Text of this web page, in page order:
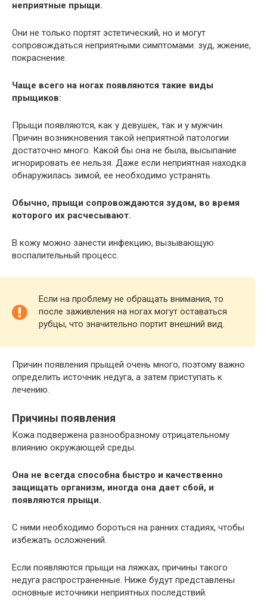
неприятные прыщи.
Они не только портят эстетический, но и могут
сопровождаться неприятными симптомами: зуд, жжение,
покраснение.
Чаще всего на ногах появляются такие виды
прыщиков:
Прыщи появляются, как у девушек, так и у мужчин.
Причин возникновения такой неприятной патологии
достаточно много. Какой бы она не была, высыпание
игнорировать ее нельзя. Даже если неприятная находка
обнаружилась зимой, ее необходимо устранять.
Обычно, прыщи сопровождаются зудом, во время
которого их расчесывают.
В кожу можно занести инфекцию, вызывающую
воспалительный процесс.
Если на проблему не обращать внимания, то
после заживления на ногах могут оставаться
рубцы, что значительно портит внешний вид.
Причин появления прыщей очень много, поэтому важно
определить источник недуга, а затем приступать к
лечению.
Причины появления
Кожа подвержена разнообразному отрицательному
влиянию окружающей среды.
Она не всегда способна быстро и качественно
защищать организм, иногда она дает сбой, и
появляются прыщи.
С ними необходимо бороться на ранних стадиях, чтобы
избежать осложнений.
Если появляются прыщи на ляжках, причины такого
недуга распространенные. Ниже будут представлены
основные источники неприятных последствий.